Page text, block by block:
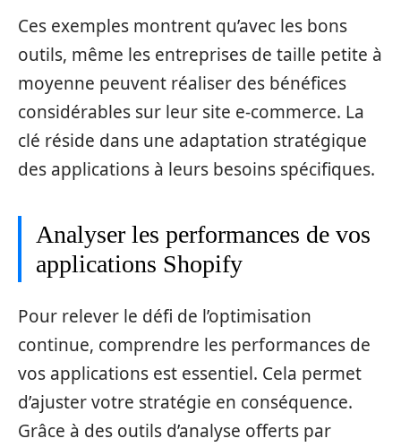
Ces exemples montrent qu’avec les bons
outils, même les entreprises de taille petite à
moyenne peuvent réaliser des bénéfices
considérables sur leur site e-commerce. La
clé réside dans une adaptation stratégique
des applications à leurs besoins spécifiques.
Analyser les performances de vos
applications Shopify
Pour relever le défi de l’optimisation
continue, comprendre les performances de
vos applications est essentiel. Cela permet
d’ajuster votre stratégie en conséquence.
Grâce à des outils d’analyse offerts par